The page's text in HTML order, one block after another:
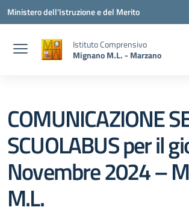
Vai ai contenuti
Vai al menu di navigazione
Vai al footer
Ministero dell'Istruzione e del Merito
Istituto Comprensivo
Mignano M.L. - Marzano
COMUNICAZIONE
SCUOLABUS per il
Novembre 2024 –
M.L.